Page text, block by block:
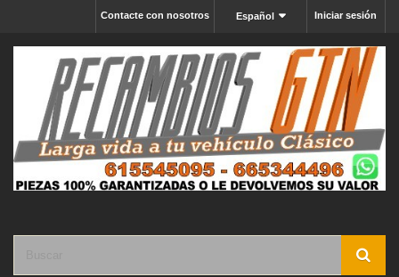
Iniciar sesión
Español
Contacte con nosotros